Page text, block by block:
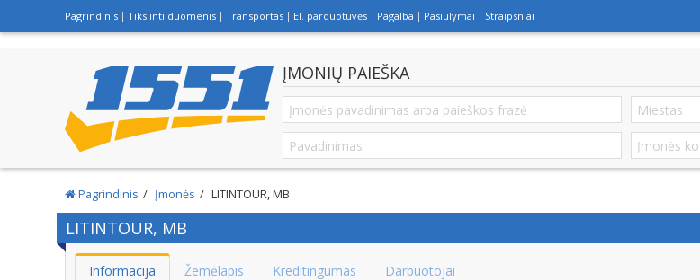
Pagrindinis Tikslinti duomenis Transportas El. parduotuvės Pagalba Pasiūlymai Straipsniai
ĮMONIŲ PAIEŠKA
Pagrindinis Įmonės LITINTOUR, MB
LITINTOUR, MB
Informacija Žemėlapis Kreditingumas Darbuotojai